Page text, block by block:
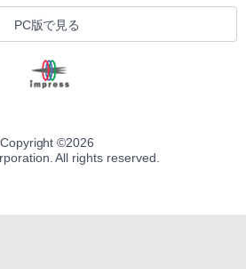
PC版で見る
Copyright ©2026
All rights reserved.